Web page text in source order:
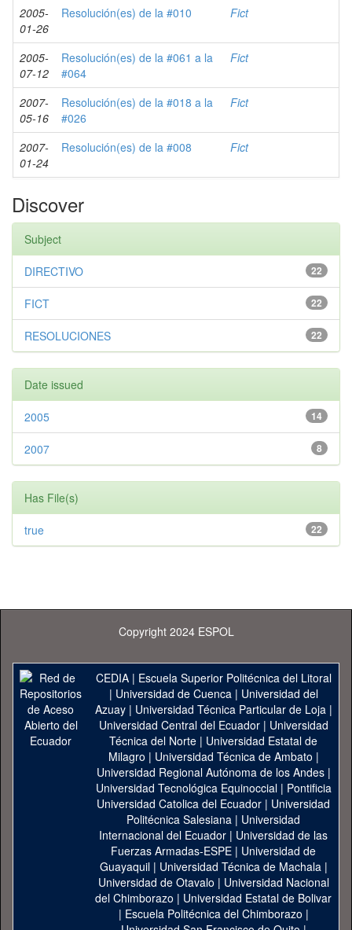
2005-
01-26
Resolución(es) de la #010 Fict
2005-
07-12
Resolución(es) de la #061 a la
#064
Fict
2007-
05-16
Resolución(es) de la #018 a la
#026
Fict
2007-
01-24
Resolución(es) de la #008 Fict
Discover
Subject
22
DIRECTIVO
22
FICT
22
RESOLUCIONES
Date issued
14
2005
8
2007
Has File(s)
22
true
Copyright 2024 ESPOL
CEDIA| Escuela Superior Politécnica del Litoral
| Universidad de Cuenca| Universidad del
Azuay| Universidad Técnica Particular de Loja|
Universidad Central del Ecuador| Universidad
Técnica del Norte | Universidad Estatal de
Milagro | Universidad Técnica de Ambato |
Universidad Regional Autónoma de los Andes|
Universidad Tecnológica Equinoccial| Pontificia
Universidad Catolica del Ecuador | Universidad
Politécnica Salesiana | Universidad
Internacional del Ecuador | Universidad de las
Fuerzas Armadas-ESPE | Universidad de
Guayaquil| Universidad Técnica de Machala|
Universidad de Otavalo | Universidad Nacional
del Chimborazo | Universidad Estatal de Bolivar
| Escuela Politécnica del Chimborazo |